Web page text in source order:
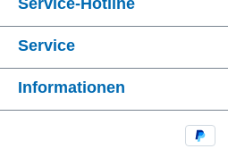
Service-Hotline
Service
Informationen